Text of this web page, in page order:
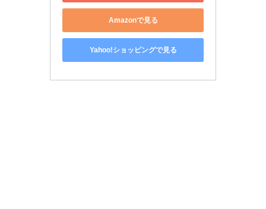
Amazonで見る
Yahoo!ショッピングで見る